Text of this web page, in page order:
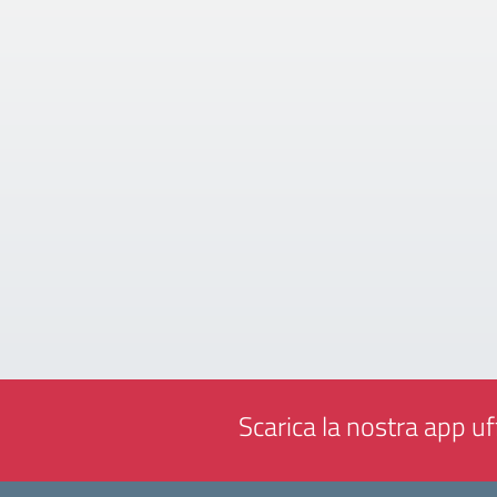
Scarica la nostra app